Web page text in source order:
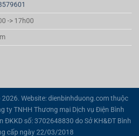
-> 17h00
2026. Website: dienbinhduong.com thuộc
ty TNHH Thương mại Dịch vụ Điện Bình
ĐKKD số: 3702648830 do Sở KH&ĐT Bình
cấp ngày 22/03/2018